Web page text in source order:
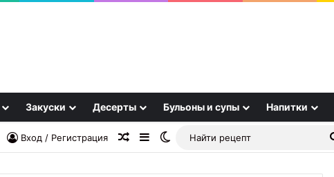
Закуски Десерты Бульоны и супы Напитки
Вход / Регистрация Случайная статья
SidebarSwitch skin